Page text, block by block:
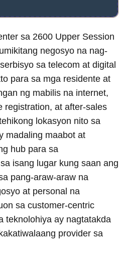
sa 2600 Upper Session
negosyo na nag-
sa telecom at digital
para sa mga residente at
ng mabilis na internet,
registration, at after-sales
lokasyon nito sa
madaling maabot at
hub para sa
isang lugar kung saan ang
pang-araw-araw na
at personal na
sa customer-centric
teknolohiya ay nagtatakda
provider sa